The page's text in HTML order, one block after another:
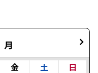
月
金 土
日